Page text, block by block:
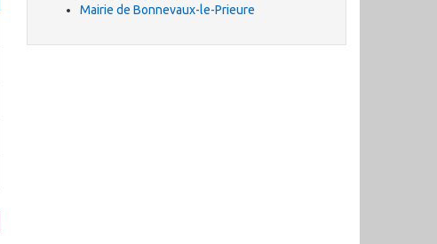
Mairie de Bonnevaux-le-Prieure